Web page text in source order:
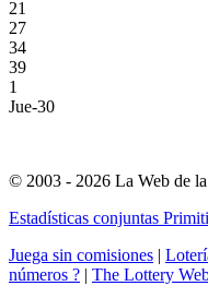
21
27
34
39
1
Jue-30
© 2003 - 2026 La Web de
Estadísticas conjuntas
Juega sin comisiones |
números ? | The Lottery